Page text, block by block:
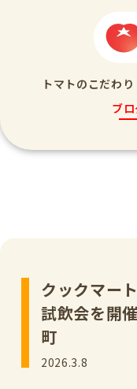
トマトのこだわり
ブ
クックマー
試飲会を開
町
2026.3.8